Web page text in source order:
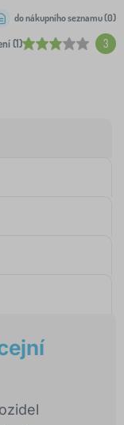
(1) 3
do nákupního seznamu (0)